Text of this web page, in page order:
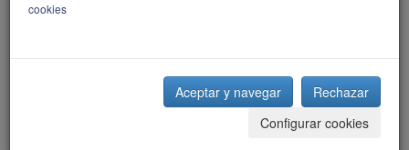
cookies
Aceptar y navegar
Rechazar
Configurar cookies